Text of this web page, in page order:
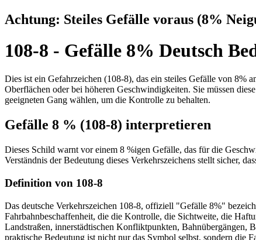
Achtung: Steiles Gefälle voraus (8%
108-8 - Gefälle 8% Deutsch
Dies ist ein Gefahrzeichen (108-8), das ein steiles Gefälle von 8%
Oberflächen oder bei höheren Geschwindigkeiten. Sie müssen
geeigneten Gang wählen, um die Kontrolle zu behalten.
Gefälle 8 % (108-8) interpretieren
Dieses Schild warnt vor einem 8 %igen Gefälle, das für die
Verständnis der Bedeutung dieses Verkehrszeichens stellt sicher,
Definition von 108-8
Das deutsche Verkehrszeichen 108-8, offiziell "Gefälle 8%"
Fahrbahnbeschaffenheit, die die Kontrolle, die Sichtweite, die
Landstraßen, innerstädtischen Konfliktpunkten, Bahnübergängen,
praktische Bedeutung ist nicht nur das Symbol selbst, sondern die